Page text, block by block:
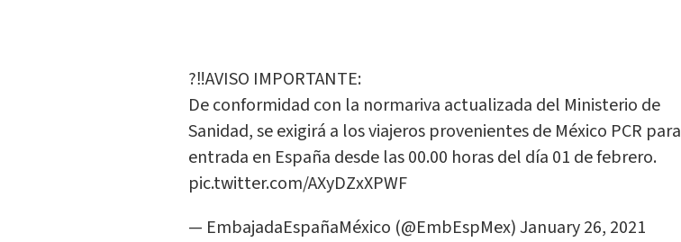
?‼️AVISO IMPORTANTE:
De conformidad con la normariva actualizada del Ministerio de
Sanidad, se exigirá a los viajeros provenientes de México PCR para
entrada en España desde las 00.00 horas del día 01 de febrero.
pic.twitter.com/AXyDZxXPWF
— EmbajadaEspañaMéxico (@EmbEspMex)January 26, 2021